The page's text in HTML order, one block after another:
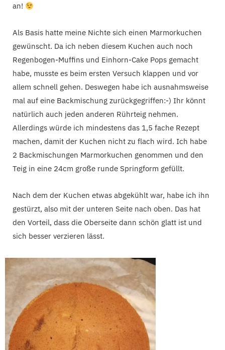
an!
Als Basis hatte meine Nichte sich einen Marmorkuchen
gewünscht. Da ich neben diesem Kuchen auch noch
Regenbogen-Muffins und Einhorn-Cake Pops gemacht
habe, musste es beim ersten Versuch klappen und vor
allem schnell gehen. Deswegen habe ich ausnahmsweise
mal auf eine Backmischung zurückgegriffen:-) Ihr könnt
natürlich auch jeden anderen Rührteig nehmen.
Allerdings würde ich mindestens das 1,5 fache Rezept
machen, damit der Kuchen nicht zu flach wird. Ich habe
2 Backmischungen Marmorkuchen genommen und den
Teig in eine 24cm große runde Springform gefüllt.
Nach dem der Kuchen etwas abgekühlt war, habe ich ihn
gestürzt, also mit der unteren Seite nach oben. Das hat
den Vorteil, dass die Oberseite dann schön glatt ist und
sich besser verzieren lässt.